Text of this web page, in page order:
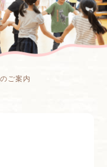
ご案内